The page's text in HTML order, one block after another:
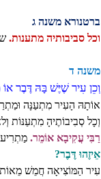
ברטנורא משנה ג
וכל סביבותיה מתענות.
משנה ד
וְכֵן עִיר שֶׁיֶּשׁ בָּהּ דֶּבֶר
אוֹתָהּ הָעִיר מִתְעַנָּה
וְכָל סְבִיבוֹתֶיהָ מִתְעַנּוֹת
רַבִּי עֲקִיבָא אוֹמֵר.
אֵיזֶהוּ דֶּבֶר?
עִיר הַמּוֹצִיאָה חֲמֵשׁ מֵאוֹת